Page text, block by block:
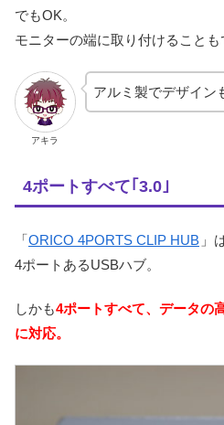
でもOK。
モニターの端に取り付けることも
アキラ
アルミ製でデザイン
4ポートすべて｢3.0｣
「ORICO 4PORTS CLIP HUB 」
4ポートあるUSBハブ。
しかも4ポートすべて、データの
に対応。